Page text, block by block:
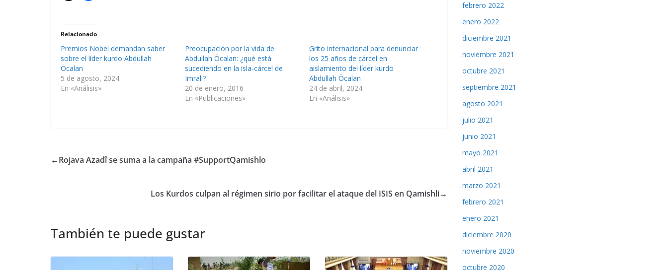
Relacionado
Premios Nobel demandan saber
sobre el líder kurdo Abdullah
Öcalan
5 de agosto, 2024
En «Análisis»
Preocupación por la vida de
Abdullah Öcalan: ¿qué está
sucediendo en la isla-cárcel de
Imrali?
20 de enero, 2016
En «Publicaciones»
Grito internacional para denunciar
los 25 años de cárcel en
aislamiento del líder kurdo
Abdullah Öcalan
24 de abril, 2024
En «Análisis»
←Rojava Azadî se suma a la campaña #SupportQamishlo
Los Kurdos culpan al régimen sirio por facilitar el ataque del ISIS en Qamishli→
También te puede gustar
febrero 2022
enero 2022
diciembre 2021
noviembre 2021
octubre 2021
septiembre 2021
agosto 2021
julio 2021
junio 2021
mayo 2021
abril 2021
marzo 2021
febrero 2021
enero 2021
diciembre 2020
noviembre 2020
octubre 2020